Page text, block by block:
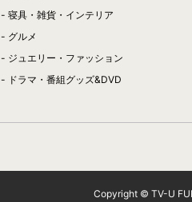
寝具・雑貨・インテリア
グルメ
ジュエリー・ファッション
ドラマ・番組グッズ&DVD
Copyright © TV-U